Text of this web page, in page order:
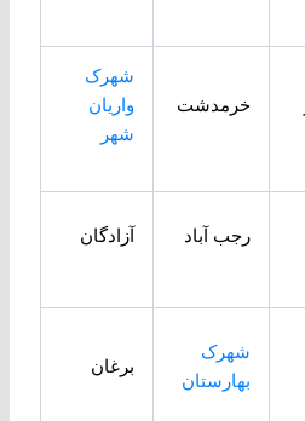
خرمدشت
شهرک
واریان
شهر
رجب آباد آزادگان
شهرک
بهارستان
برغان